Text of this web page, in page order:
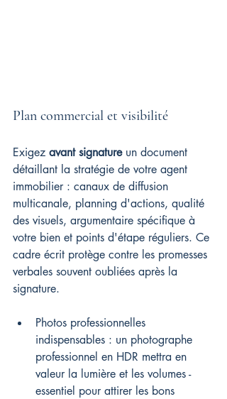
Plan commercial et visibilité
Exigez avant signature un document
détaillant la stratégie de votre agent
immobilier : canaux de diffusion
multicanale, planning d'actions, qualité
des visuels, argumentaire spécifique à
votre bien et points d'étape réguliers. Ce
cadre écrit protège contre les promesses
verbales souvent oubliées après la
signature.
Photos professionnelles
indispensables : un photographe
professionnel en HDR mettra en
valeur la lumière et les volumes -
essentiel pour attirer les bons